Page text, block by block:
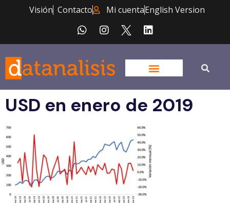
Visión Contacto Mi cuentaEnglish Version
USD en enero de 2019